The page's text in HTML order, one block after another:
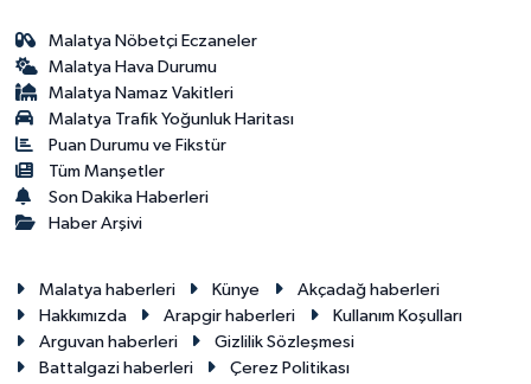
Malatya Nöbetçi Eczaneler
Malatya Hava Durumu
Malatya Namaz Vakitleri
Malatya Trafik Yoğunluk Haritası
Puan Durumu ve Fikstür
Tüm Manşetler
Son Dakika Haberleri
Haber Arşivi
Malatya haberleri Künye
Akçadağ haberleri
Hakkımızda
Arapgir haberleri
Kullanım Koşulları
Arguvan haberleri
Gizlilik Sözleşmesi
Battalgazi haberleri
Çerez Politikası